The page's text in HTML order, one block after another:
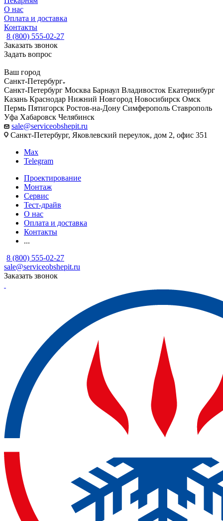
О нас
Оплата и доставка
Контакты
8 (800) 555-02-27
Заказать звонок
Задать вопрос
Ваш город
Санкт-Петербург
Санкт-Петербург Москва Барнаул Владивосток Екатеринбург
Казань Краснодар Нижний Новгород Новосибирск Омск
Пермь Пятигорск Ростов-на-Дону Симферополь Ставрополь
Уфа Хабаровск Челябинск
sale@serviceobshepit.ru
Санкт-Петербург, Яковлевский переулок, дом 2, офис 351
Max
Telegram
Проектирование
Монтаж
Сервис
Тест-драйв
О нас
Оплата и доставка
Контакты
...
8 (800) 555-02-27
sale@serviceobshepit.ru
Заказать звонок